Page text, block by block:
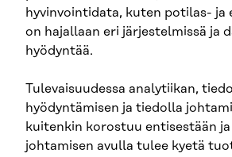
hyvinvointidata, kuten potilas- ja
on hajallaan eri järjestelmissä ja
hyödyntää.
Tulevaisuudessa analytiikan,
hyödyntämisen ja tiedolla
kuitenkin korostuu entisestään
johtamisen avulla tulee kyetä